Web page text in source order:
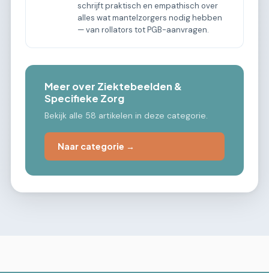
schrijft praktisch en empathisch over
alles wat mantelzorgers nodig hebben
— van rollators tot PGB-aanvragen.
Meer over Ziektebeelden &
Specifieke Zorg
Bekijk alle 58 artikelen in deze categorie.
Naar categorie →